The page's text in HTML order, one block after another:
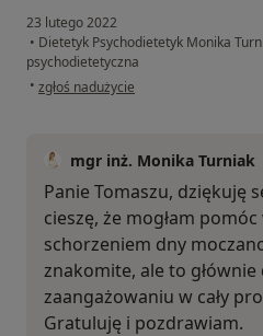
23 lutego 2022
• Dietetyk Psychodietetyk Monika
psychodietetyczna
• w opinii użytkownika Tomek
zgłoś nadużycie
mgr inż. Monika Turniak
Panie Tomaszu, dziękuję
cieszę, że mogłam
schorzeniem dny
znakomite, ale to głównie
zaangażowaniu w cały
Gratuluję i pozdrawiam.